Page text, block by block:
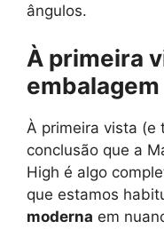
ângulos.
À primeira
embalagem
À primeira vista (e
conclusão que a
High é algo
que estamos
moderna em